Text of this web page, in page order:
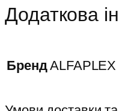
Додаткова
БрендALFAPLEX